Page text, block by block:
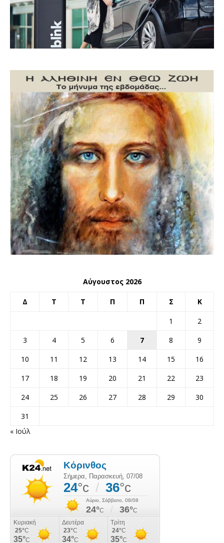
Αύγουστος 2026
Δ Τ Τ Π Π Σ Κ
1
2
3
4 5 6 7 8
9
10
11 12 13 14 15
16
17
18 19 20 21 22
23
24
25 26 27 28 29
30
31
« Ιούλ